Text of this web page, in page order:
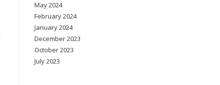
May 2024
February 2024
January 2024
December 2023
October 2023
July 2023